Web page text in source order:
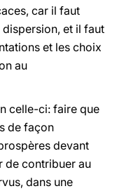
car il faut
et il faut
et les choix
au
celle-ci: faire que
de façon
devant
de contribuer au
dans une